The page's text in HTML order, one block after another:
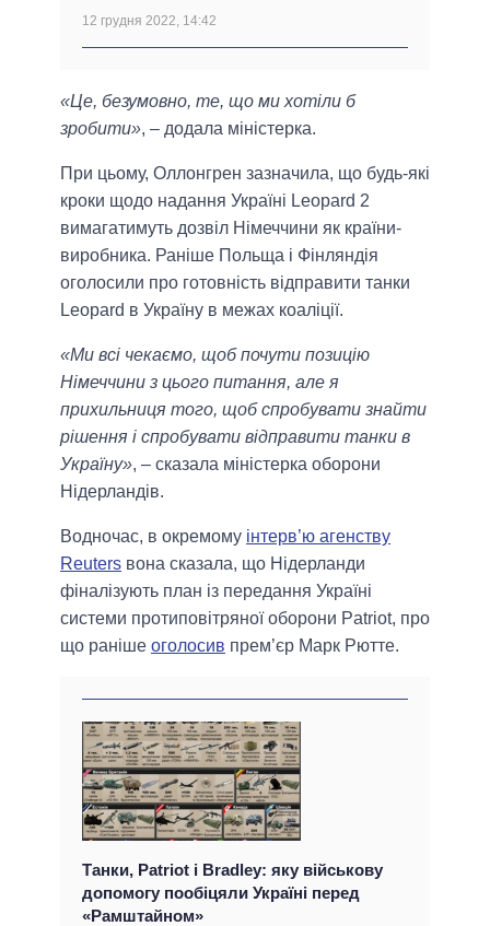
12 грудня 2022, 14:42
«Це, безумовно, те, що ми хотіли б
зробити», – додала міністерка.
При цьому, Оллонгрен зазначила, що будь-які
кроки щодо надання Україні Leopard 2
вимагатимуть дозвіл Німеччини як країни-
виробника. Раніше Польща і Фінляндія
оголосили про готовність відправити танки
Leopard в Україну в межах коаліції.
«Ми всі чекаємо, щоб почути позицію
Німеччини з цього питання, але я
прихильниця того, щоб спробувати знайти
рішення і спробувати відправити танки в
Україну», – сказала міністерка оборони
Нідерландів.
Водночас, в окремому інтерв’ю агенству
Reuters вона сказала, що Нідерланди
фіналізують план із передання Україні
системи протиповітряної оборони Patriot, про
що раніше оголосив прем’єр Марк Рютте.
Танки, Patriot і Bradley: яку військову
допомогу пообіцяли Україні перед
«Рамштайном»